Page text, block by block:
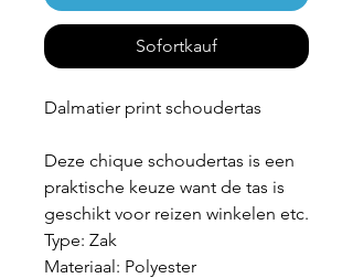
Sofortkauf
Dalmatier print schoudertas
Deze chique schoudertas is een
praktische keuze want de tas is
geschikt voor reizen winkelen etc.
Type: Zak
Materiaal: Polyester